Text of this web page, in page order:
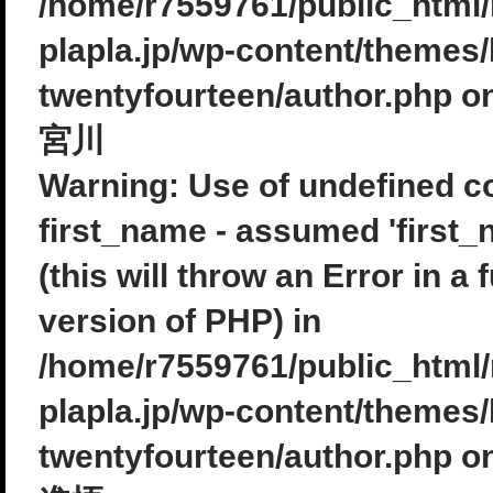
plapla.jp/wp-content/
twentyfourteen/author.php
宮川
Warning: Use of undefined
first_name - assumed
(this will throw an Error in a
version of PHP) in
/home/r7559761/
plapla.jp/wp-content/
twentyfourteen/author.php